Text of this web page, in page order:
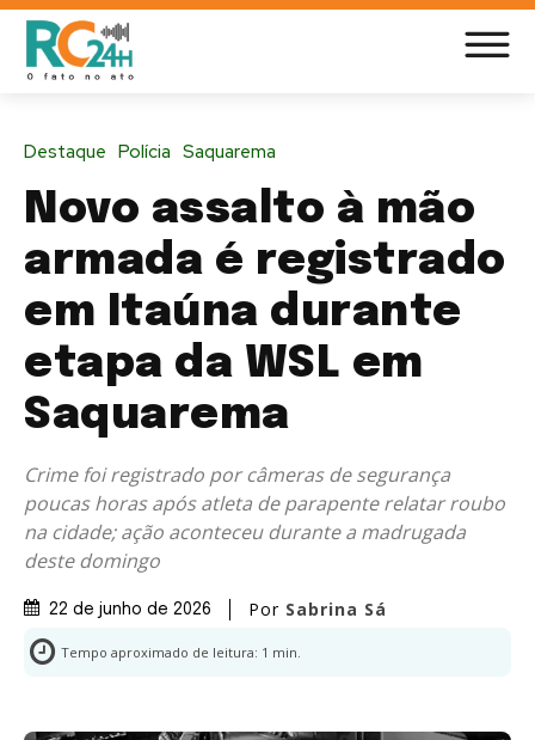
Destaque Polícia Saquarema
Novo assalto à mão
armada é registrado
em Itaúna durante
etapa da WSL em
Saquarema
Crime foi registrado por câmeras de segurança
poucas horas após atleta de parapente relatar roubo
na cidade; ação aconteceu durante a madrugada
deste domingo
22 de junho de 2026 Por Sabrina Sá
Tempo aproximado de leitura: 1 min.